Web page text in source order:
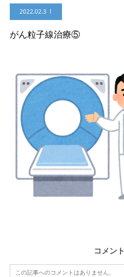
2022.02.3
がん粒子線治療⑤
コメント
この記事へのコメントはありません。